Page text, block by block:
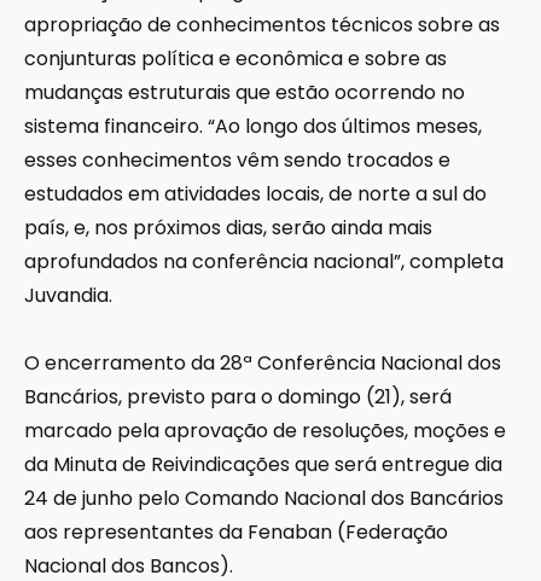
apropriação de conhecimentos técnicos sobre as
conjunturas política e econômica e sobre as
mudanças estruturais que estão ocorrendo no
sistema financeiro. “Ao longo dos últimos meses,
esses conhecimentos vêm sendo trocados e
estudados em atividades locais, de norte a sul do
país, e, nos próximos dias, serão ainda mais
aprofundados na conferência nacional”, completa
Juvandia.
O encerramento da 28ª Conferência Nacional dos
Bancários, previsto para o domingo (21), será
marcado pela aprovação de resoluções, moções e
da Minuta de Reivindicações que será entregue dia
24 de junho pelo Comando Nacional dos Bancários
aos representantes da Fenaban (Federação
Nacional dos Bancos).